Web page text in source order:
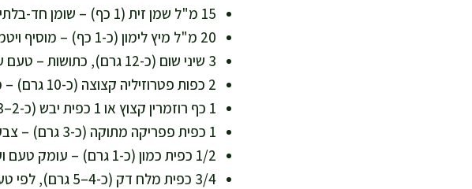
15 מ"ל שמן זית (1 כף) – שומן חד-בלתי רווי לבישול בריא
20 מ"ל מיץ לימון (כ-1 כף) – מוסיף ויטמין C ומאזן שומן
3 שיני שום (כ-12 גרם), כתושות – טעם עז ונוגדי חמצון טבעיים
2 כפות פטרוזיליה קצוצה (כ-10 גרם) – מוסיפה פולאט וויטמין K
1 כף רוזמרין קצוץ או 1 כפית יבש (כ-2–3 גרם) – ארומה חזקה בלי תוספת מלח
1 כפית פפריקה מתוקה (כ-3 גרם) – צבע וניחוח בלי סוכר מעובד
1/2 כפית כמון (כ-1 גרם) – עומק טעם ועיכול נעים
3/4 כפית מלח דק (כ-4–5 גרם), לפי טעם – מומלץ להפחית אם שומרים על דיאטה דלת נתרן